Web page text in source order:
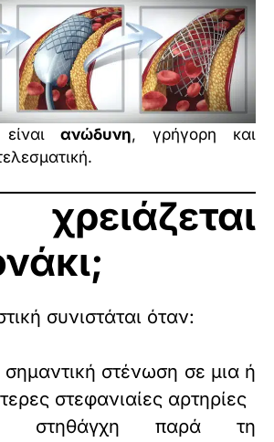
είναιανώδυνη, γρήγορη και
συνιστάται όταν:
σημαντική στένωση σε μια ή
στεφανιαίες αρτηρίες
στηθάγχη παρά τη